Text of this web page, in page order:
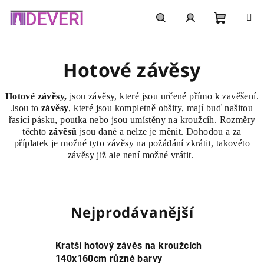
Hotové závěsy
Hotové závěsy, jsou závěsy, které jsou určené přímo k zavěšení.
Jsou to závěsy, které jsou kompletně obšity, mají buď našitou
řasící pásku, poutka nebo jsou umístěny na kroužcíh. Rozměry
těchto závěsů jsou dané a nelze je měnit. Dohodou a za
příplatek je možné tyto závěsy na požádání zkrátit, takovéto
závěsy již ale není možné vrátit.
Nejprodávanější
Kratší hotový závěs na kroužcích
140x160cm různé barvy